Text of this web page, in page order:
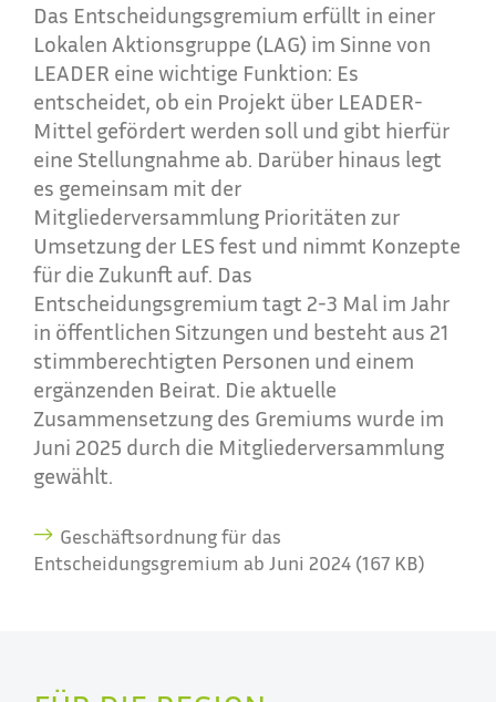
Das Entscheidungsgremium erfüllt in einer
Lokalen Aktionsgruppe (LAG) im Sinne von
LEADER eine wichtige Funktion: Es
entscheidet, ob ein Projekt über LEADER-
Mittel gefördert werden soll und gibt hierfür
eine Stellungnahme ab. Darüber hinaus legt
es gemeinsam mit der
Mitgliederversammlung Prioritäten zur
Umsetzung der LES fest und nimmt Konzepte
für die Zukunft auf. Das
Entscheidungsgremium tagt 2-3 Mal im Jahr
in öffentlichen Sitzungen und besteht aus 21
stimmberechtigten Personen und einem
ergänzenden Beirat. Die aktuelle
Zusammensetzung des Gremiums wurde im
Juni 2025 durch die Mitgliederversammlung
gewählt.
Geschäftsordnung für das
Entscheidungsgremium ab Juni 2024 (167 KB)